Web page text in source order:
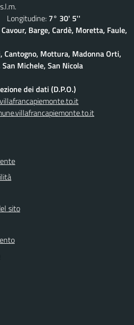
Longitudine: 7° 30' 5''
Barge, Cardè, Moretta, Faule,
Cantogno, Mottura, Madonna Orti,
Michele, San Nicola
dei dati (D.P.O.)
sito